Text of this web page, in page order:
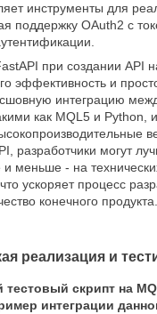
инструменты для
поддержку OAuth2 с
при создании API
эффективность и
интеграцию
как MQL5 и Python,
разработчики могут
и меньше - на
ускоряет процесс
конечного продукта.
реализация и
скрипт на
интеграции